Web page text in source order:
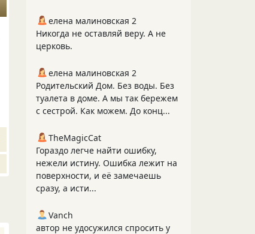
елена малиновская 2
Никогда не оставляй веру. А не
церковь.
елена малиновская 2
Родительский Дом. Без воды. Без
туалета в доме. А мы так бережем
с сестрой. Как можем. До конц...
TheMagicCat
Гораздо легче найти ошибку,
нежели истину. Ошибка лежит на
поверхности, и её замечаешь
сразу, а исти...
Vanch
автор не удосужился спросить у